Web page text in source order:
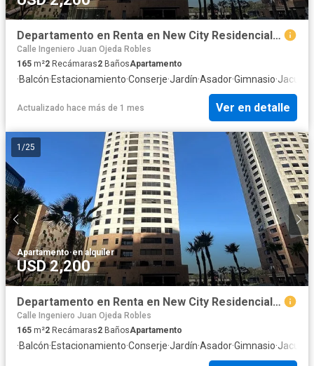
Departamento en Renta en New City Residencial Torre Ónix | Zona Río Tijuana
Calle Ingeniero Juan Ojeda Robles
165 m²2 Recámaras2 BañosApartamento
·Balcón·Estacionamiento·Conserje·Jardín·Asador·Gimnasio·Jacuzzi
Actualizado hace más de 1 mes Ver en detalle
1 /25
Apartamento·en alquiler
USD 2,200
Departamento en Renta en New City Residencial Torre Ónix | Zona Río Tijuana
Calle Ingeniero Juan Ojeda Robles
165 m²2 Recámaras2 BañosApartamento
·Balcón·Estacionamiento·Conserje·Jardín·Asador·Gimnasio·Jacuzzi